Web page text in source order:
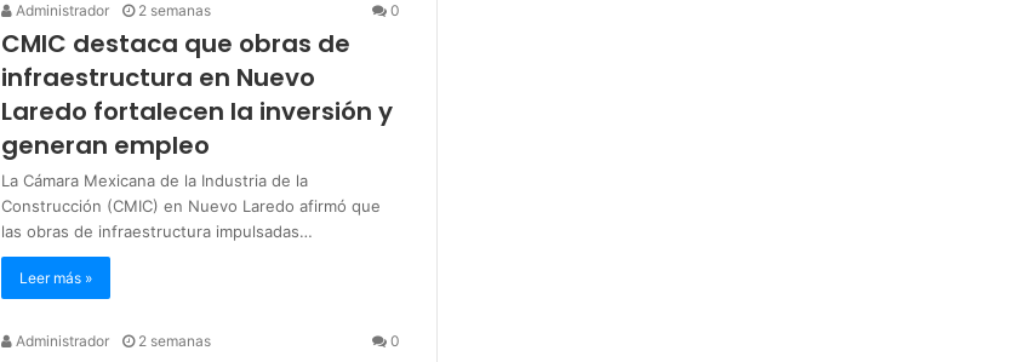
Administrador 2 semanas 0
CMIC destaca que obras de
infraestructura en Nuevo
Laredo fortalecen la inversión y
generan empleo
La Cámara Mexicana de la Industria de la
Construcción (CMIC) en Nuevo Laredo afirmó que
las obras de infraestructura impulsadas…
Leer más »
Administrador 2 semanas 0